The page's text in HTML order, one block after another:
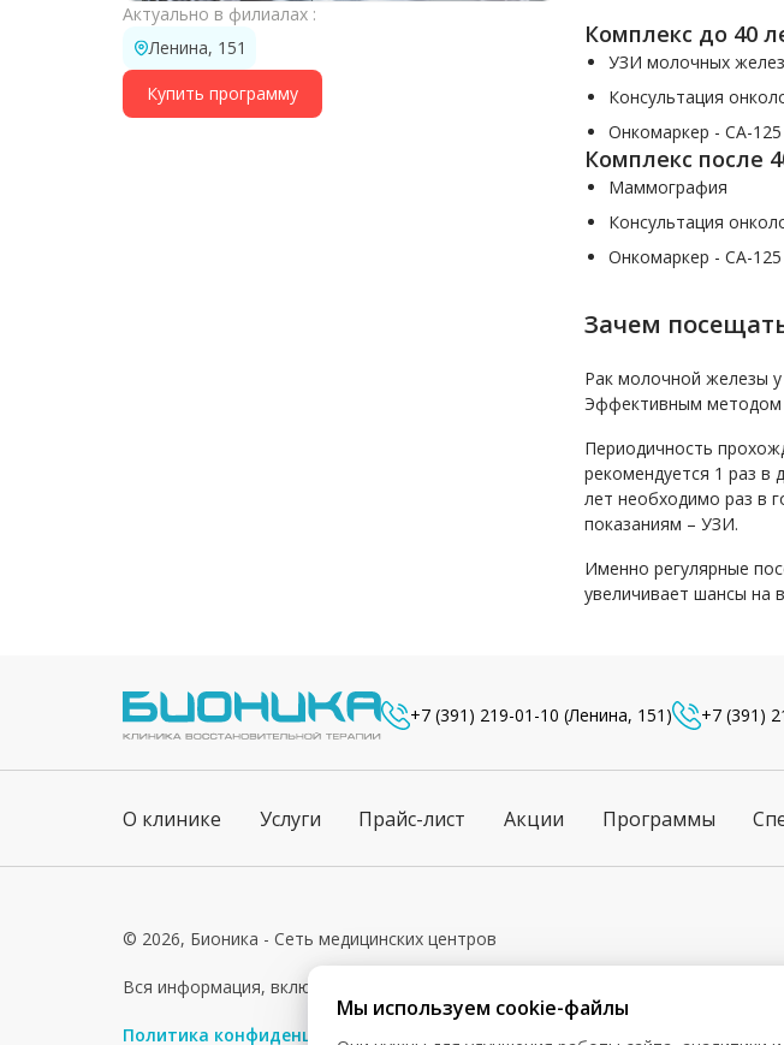
Актуально в филиалах :
Ленина, 151
Купить программу
Комплекс до 40
УЗИ молочных желез
Консультация
Онкомаркер - СА-125
Комплекс после
Маммография
Консультация
Онкомаркер - СА-125
Зачем
Рак молочной железы
Эффективным методом
Периодичность
рекомендуется 1 раз
лет необходимо раз в
показаниям – УЗИ.
Именно регулярные
увеличивает шансы на
+7 (391) 219-01-10 (Ленина, 151) +7 (391)
О клинике Услуги Прайс-лист Акции Программы
© 2026, Бионика - Сеть медицинских центров
Вся информация, включая цены, представлена для ознакомления и не
Политика конфиденциальности Согласие на обработку персональных
Мы используем cookie-файлы